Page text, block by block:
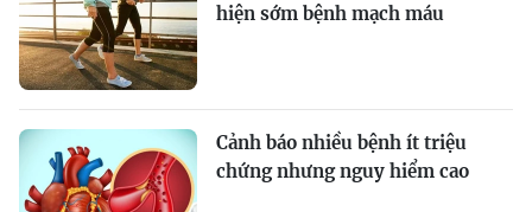
hiện sớm bệnh mạch máu
Cảnh báo nhiều bệnh ít triệu
chứng nhưng nguy hiểm cao